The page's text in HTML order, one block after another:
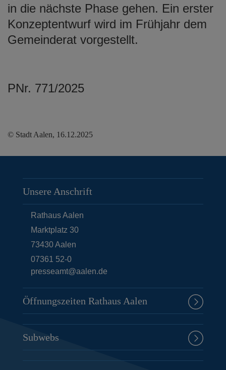
in die nächste Phase gehen. Ein erster
Konzeptentwurf wird im Frühjahr dem
Gemeinderat vorgestellt.
PNr. 771/2025
© Stadt Aalen, 16.12.2025
Unsere Anschrift
Rathaus Aalen
Marktplatz 30
73430Aalen
07361 52-0
presseamt@aalen.de
Öffnungszeiten Rathaus Aalen
Subwebs